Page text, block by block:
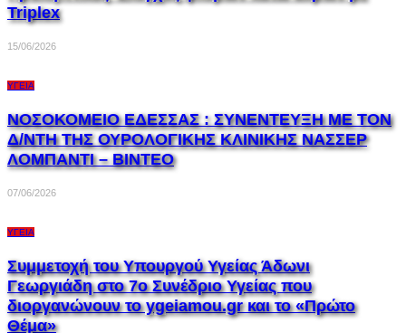
Triplex
15/06/2026
ΥΓΕΊΑ
ΝΟΣΟΚΟΜΕΙΟ ΕΔΕΣΣΑΣ : ΣΥΝΕΝΤΕΥΞΗ ΜΕ ΤΟΝ
Δ/ΝΤΗ ΤΗΣ ΟΥΡΟΛΟΓΙΚΗΣ ΚΛΙΝΙΚΗΣ ΝΑΣΣΕΡ
ΛΟΜΠΑΝΤI – ΒΙΝΤΕΟ
07/06/2026
ΥΓΕΊΑ
Συμμετοχή του Υπουργού Υγείας Άδωνι
Γεωργιάδη στο 7ο Συνέδριο Υγείας που
διοργανώνουν το ygeiamou.gr και το «Πρώτο
Θέμα»